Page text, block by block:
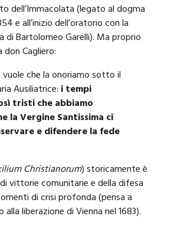
dell’Immacolata (legato al dogma
e all’inizio dell’oratorio con la
di Bartolomeo Garelli). Ma proprio
don Cagliero:
vuole che la onoriamo sotto il
Ausiliatrice: i tempi
tristi che abbiamo
la Vergine Santissima ci
e difendere la fede
Christianorum) storicamente è
vittorie comunitarie e della difesa
di crisi profonda (pensa a
alla liberazione di Vienna nel 1683).